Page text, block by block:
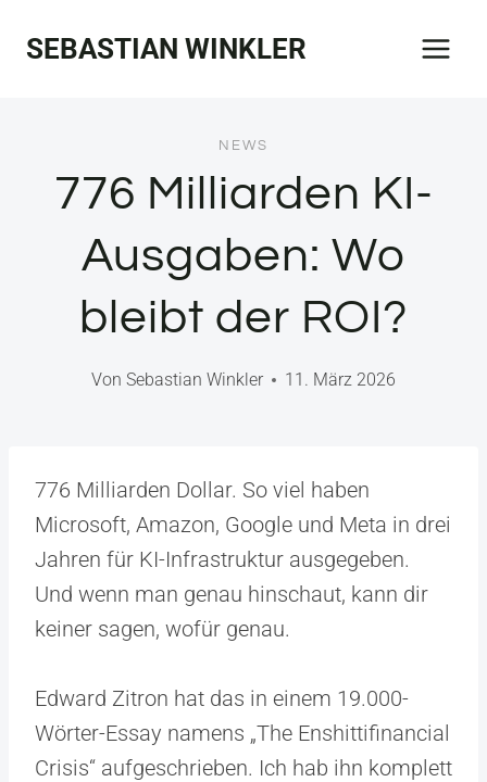
InhaltSEBASTIAN WINKLER
NEWS
776 Milliarden KI-
Ausgaben: Wo
bleibt der ROI?
Von Sebastian Winkler 11. März 2026
776 Milliarden Dollar. So viel haben
Microsoft, Amazon, Google und Meta in drei
Jahren für KI-Infrastruktur ausgegeben.
Und wenn man genau hinschaut, kann dir
keiner sagen, wofür genau.
Edward Zitron hat das in einem 19.000-
Wörter-Essay namens „The Enshittifinancial
Crisis“ aufgeschrieben. Ich hab ihn komplett